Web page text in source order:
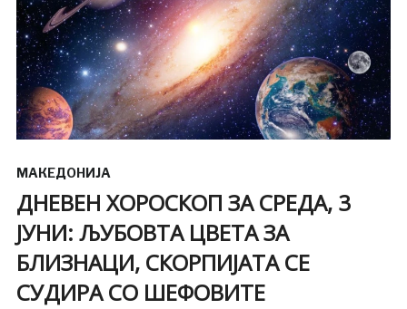
МАКЕДОНИЈА
ДНЕВЕН ХОРОСКОП ЗА СРЕДА, 3
ЈУНИ: ЉУБОВТА ЦВЕТА ЗА
БЛИЗНАЦИ, СКОРПИЈАТА СЕ
СУДИРА СО ШЕФОВИТЕ